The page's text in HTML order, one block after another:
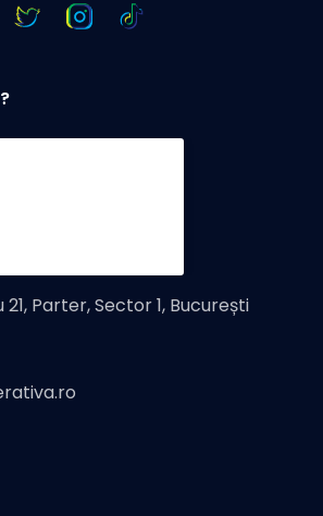
Parter, Sector 1, București